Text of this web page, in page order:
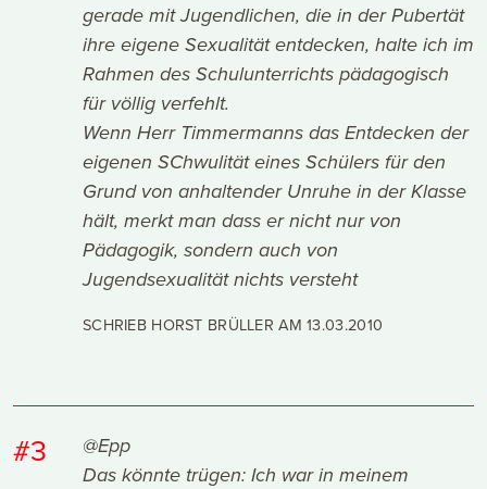
gerade mit Jugendlichen, die in der Pubertät
ihre eigene Sexualität entdecken, halte ich im
Rahmen des Schulunterrichts pädagogisch
für völlig verfehlt.
Wenn Herr Timmermanns das Entdecken der
eigenen SChwulität eines Schülers für den
Grund von anhaltender Unruhe in der Klasse
hält, merkt man dass er nicht nur von
Pädagogik, sondern auch von
Jugendsexualität nichts versteht
SCHRIEB HORST BRÜLLER AM13.03.2010
#3
@Epp
Das könnte trügen: Ich war in meinem